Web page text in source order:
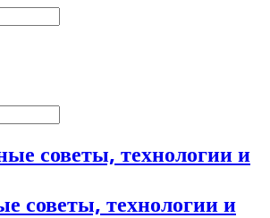
советы, технологии и